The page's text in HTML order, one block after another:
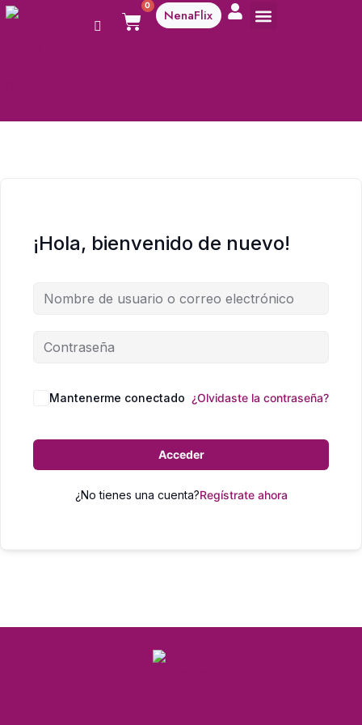
0
NenaFlix
¡Hola, bienvenido de nuevo!
Mantenerme conectado ¿Olvidaste la contraseña?
Acceder
¿No tienes una cuenta?Regístrate ahora